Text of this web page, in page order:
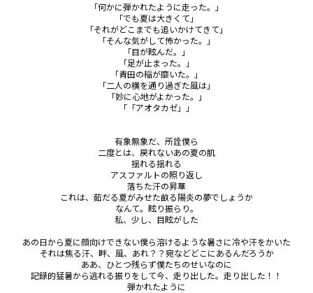
「何かに弾かれたように走った。」
「でも夏は大きくて」
「それがどこまでも追いかけてきて」
「そんな気がして怖かった。」
「目が眩んだ。」
「足が止まった。」
「青田の稲が靡いた。」
「二人の横を通り過ぎた風は」
「妙に心地がよかった。」
「「アオタカゼ」」
有象無象だ、所詮僕ら
二度とは、戻れないあの夏の肌
揺れる揺れる
アスファルトの照り返し
落ちた汗の昇華
これは、茹だる夏がみせた畝る陽炎の夢でしょうか
なんて。眩り振らり。
私、少し、目眩がした
あの日から夏に顔向けできない僕ら溶けるような暑さに冷や汗をかいた
それは焦る汗、畔、風、あれ？？宛などどこにあるんだろうか
ああ、ひとつ残らず僕たちのせいなのに
記録的猛暑から逃れる振りをして今、走り出した。走り出した！！
弾かれたように